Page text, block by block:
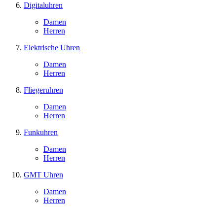
Digitaluhren
Damen
Herren
Elektrische Uhren
Damen
Herren
Fliegeruhren
Damen
Herren
Funkuhren
Damen
Herren
GMT Uhren
Damen
Herren